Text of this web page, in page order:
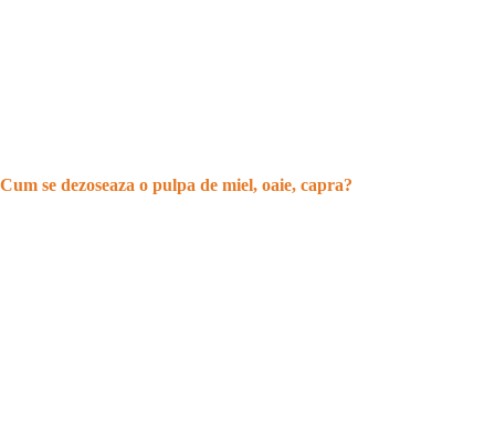
Cum se dezoseaza o pulpa de miel, oaie, capra?